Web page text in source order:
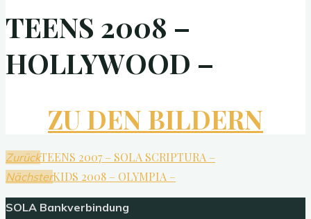
TEENS 2008 –
HOLLYWOOD –
ZU DEN BILDERN
ZurückTEENS 2007 – SOLA SCRIPTURA –
NächsterKIDS 2008 – OLYMPIA –
SOLA Bankverbindung